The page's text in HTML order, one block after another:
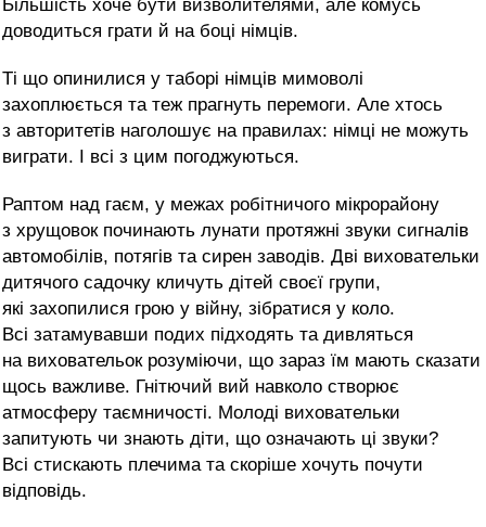
Більшість хоче бути визволителями, але комусь
доводиться грати й на боці німців.
Ті що опинилися у таборі німців мимоволі
захоплюється та теж прагнуть перемоги. Але хтось
з авторитетів наголошує на правилах: німці не можуть
виграти. І всі з цим погоджуються.
Раптом над гаєм, у межах робітничого мікрорайону
з хрущовок починають лунати протяжні звуки сигналів
автомобілів, потягів та сирен заводів. Дві виховательки
дитячого садочку кличуть дітей своєї групи,
які захопилися грою у війну, зібратися у коло.
Всі затамувавши подих підходять та дивляться
на виховательок розуміючи, що зараз їм мають сказати
щось важливе. Гнітючий вий навколо створює
атмосферу таємничості. Молоді виховательки
запитують чи знають діти, що означають ці звуки?
Всі стискають плечима та скоріше хочуть почути
відповідь.